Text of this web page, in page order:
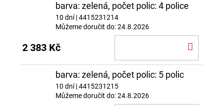
barva: zelená, počet polic: 4 police
10 dní| 4415231214
Můžeme doručit do:24.8.2026
2 383 Kč
barva: zelená, počet polic: 5 polic
10 dní| 4415231215
Můžeme doručit do:24.8.2026